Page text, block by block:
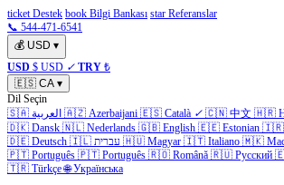
ticket Destek book Bilgi Bankası star Referanslar
📞 544-471-6541
💰 USD ▾
USD $ USD ✓ TRY ₺
🇪🇸 CA ▾
Dil Seçin
🇸🇦 العربية 🇦🇿 Azerbaijani 🇪🇸 Català ✓ 🇨🇳 中文 🇭🇷
🇩🇰 Dansk 🇳🇱 Nederlands 🇬🇧 English 🇪🇪 Estonian 🇮🇷
🇩🇪 Deutsch 🇮🇱 עברית 🇭🇺 Magyar 🇮🇹 Italiano 🇲🇰
🇵🇹 Português 🇵🇹 Português 🇷🇴 Română 🇷🇺 Русский
🇹🇷 Türkçe 🌐 Українська